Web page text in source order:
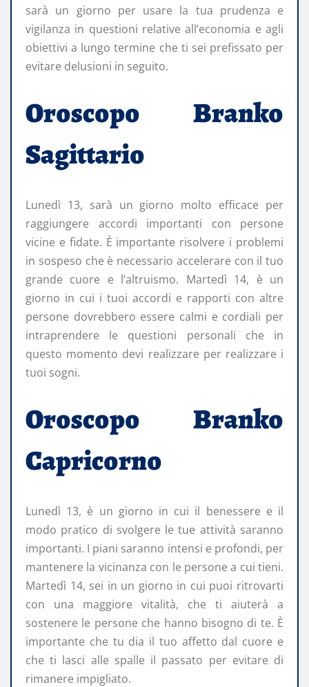
sarà un giorno per usare la tua prudenza e
vigilanza in questioni relative all’economia e agli
obiettivi a lungo termine che ti sei prefissato per
evitare delusioni in seguito.
Oroscopo Branko
Sagittario
Lunedì 13, sarà un giorno molto efficace per
raggiungere accordi importanti con persone
vicine e fidate. È importante risolvere i problemi
in sospeso che è necessario accelerare con il tuo
grande cuore e l’altruismo. Martedì 14, è un
giorno in cui i tuoi accordi e rapporti con altre
persone dovrebbero essere calmi e cordiali per
intraprendere le questioni personali che in
questo momento devi realizzare per realizzare i
tuoi sogni.
Oroscopo Branko
Capricorno
Lunedì 13, è un giorno in cui il benessere e il
modo pratico di svolgere le tue attività saranno
importanti. I piani saranno intensi e profondi, per
mantenere la vicinanza con le persone a cui tieni.
Martedì 14, sei in un giorno in cui puoi ritrovarti
con una maggiore vitalità, che ti aiuterà a
sostenere le persone che hanno bisogno di te. È
importante che tu dia il tuo affetto dal cuore e
che ti lasci alle spalle il passato per evitare di
rimanere impigliato.